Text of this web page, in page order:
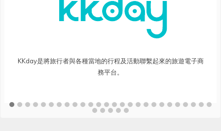
KKday是將旅行者與各種當地的行程及活動聯繫起來的旅遊電子商
務平台。